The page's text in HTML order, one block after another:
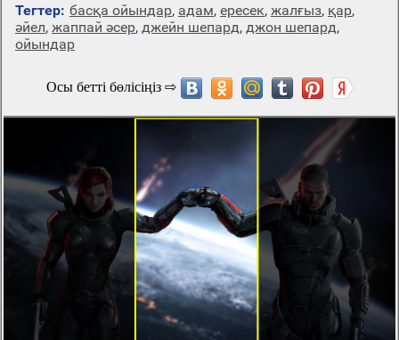
Тегтер: басқа ойындар, адам, ересек, жалғыз, қар,
әйел, жаппай әсер, джейн шепард, джон шепард,
ойындар